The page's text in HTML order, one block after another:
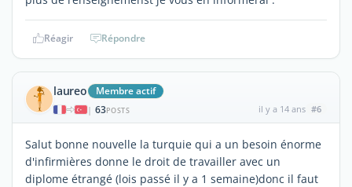
Réagir Répondre
laureo Membre actif
| 63POSTS il y a 14 ans #6
Salut bonne nouvelle la turquie qui a un besoin énorme
d'infirmières donne le droit de travailler avec un
diplome étrangé (lois passé il y a 1 semaine)donc il faut